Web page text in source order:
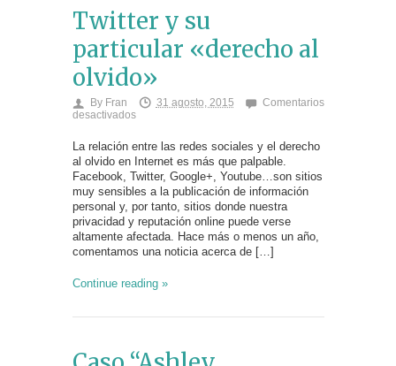
Twitter y su
particular «derecho al
olvido»
By Fran 31 agosto, 2015
Comentarios
desactivadosen
su
particular
«derecho
al
olvido»
La relación entre las redes sociales y el derecho
al olvido en Internet es más que palpable.
Facebook, Twitter, Google+, Youtube…son sitios
muy sensibles a la publicación de información
personal y, por tanto, sitios donde nuestra
privacidad y reputación online puede verse
altamente afectada. Hace más o menos un año,
comentamos una noticia acerca de […]
Continue reading »